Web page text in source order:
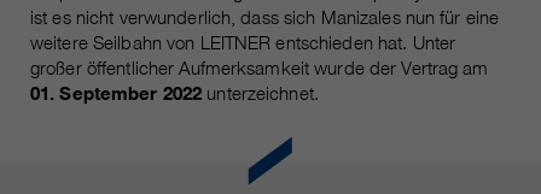
ist es nicht verwunderlich, dass sich Manizales nun für eine
weitere Seilbahn von LEITNER entschieden hat. Unter
großer öffentlicher Aufmerksamkeit wurde der Vertrag am
01. September 2022 unterzeichnet.